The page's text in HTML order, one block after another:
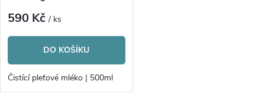
r
o
d
p
r
o
590 Kč/ ks
DO KOŠÍKU
Čistící pleťové mléko | 500ml